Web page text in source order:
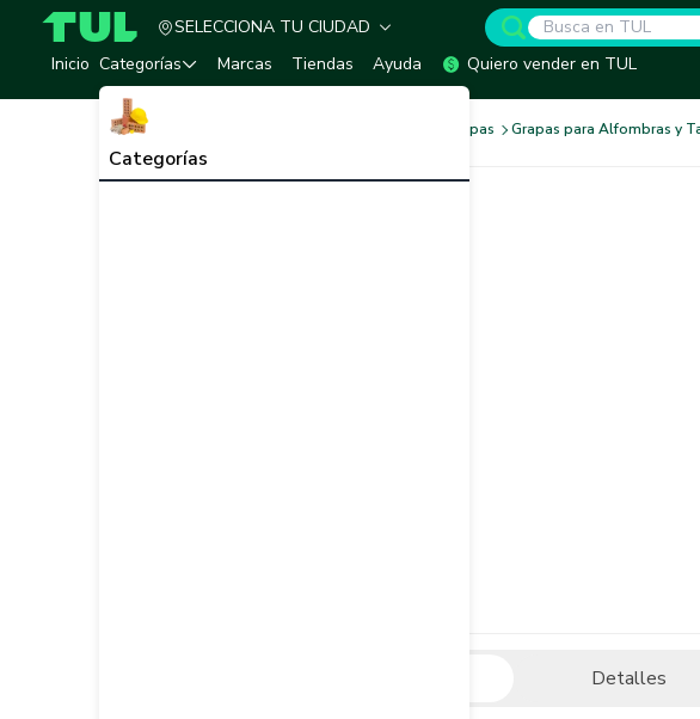
TUL - Tu Marketplace de Construcción
SELECCIONA TU CIUDAD
Inicio Categorías
Categorías
Marcas Tiendas Ayuda Quiero vender en TUL
Grapas Grapas para Alfombras y
Detalles